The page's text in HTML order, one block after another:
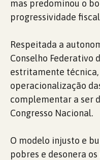
mas predominou o
progressividade
Respeitada a
Conselho Federativo
estritamente
operacionalização
complementar a ser
Congresso Nacional.
O modelo injusto e
pobres e desonera